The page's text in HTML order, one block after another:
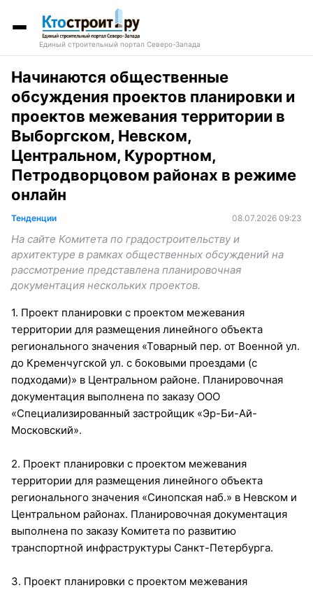
Единый строительный портал Северо-Запада
Начинаются общественные
обсуждения проектов планировки и
проектов межевания территории в
Выборгском, Невском,
Центральном, Курортном,
Петродворцовом районах в режиме
онлайн
Тенденции 08.07.2026 09:23
На сайте Комитета по градостроительству и
архитектуре в рамках общественных обсуждений на
рассмотрение представлена планировочная
документация нескольких проектов.
1. Проект планировки с проектом межевания
территории для размещения линейного объекта
регионального значения «Товарный пер. от Военной ул.
до Кременчугской ул. с боковыми проездами (с
подходами)» в Центральном районе. Планировочная
документация выполнена по заказу ООО
«Специализированный застройщик «Эр-Би-Ай-
Московский».
2. Проект планировки с проектом межевания
территории для размещения линейного объекта
регионального значения «Синопская наб.» в Невском и
Центральном районах. Планировочная документация
выполнена по заказу Комитета по развитию
транспортной инфраструктуры Санкт-Петербурга.
3. Проект планировки с проектом межевания